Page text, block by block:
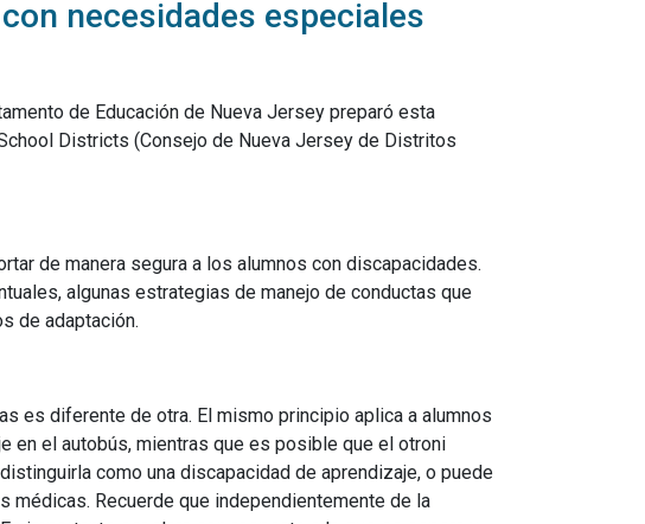
necesidades especiales
de Educación de Nueva Jersey preparó esta
Districts (Consejo de Nueva Jersey de Distritos
de manera segura a los alumnos con discapacidades.
algunas estrategias de manejo de conductas que
de adaptación.
es diferente de otra. El mismo principio aplica a alumnos
en el autobús, mientras que es posible que el otroni
como una discapacidad de aprendizaje, o puede
médicas. Recuerde que independientemente de la